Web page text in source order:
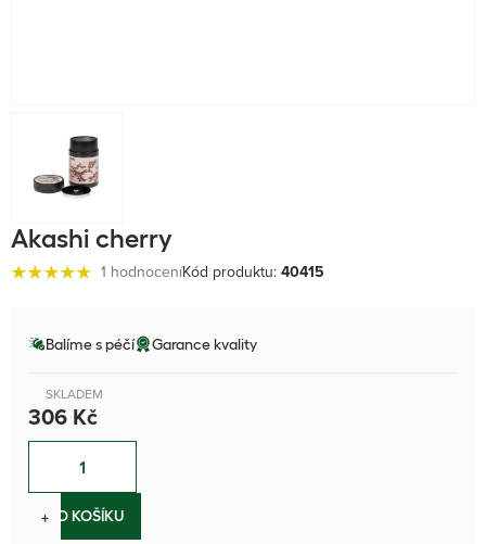
Akashi cherry
1 hodnoceníKód produktu: 40415
Balíme s péčí Garance kvality
SKLADEM
306 Kč
−
+DO KOŠÍKU